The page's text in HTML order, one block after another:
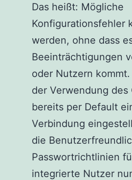
Das heißt: Mögliche
Konfigurationsfehler
werden, ohne dass
Beeinträchtigungen
oder Nutzern
der Verwendung
bereits per Default
Verbindung
die
Passwortrichtlinien
integrierte Nutzer